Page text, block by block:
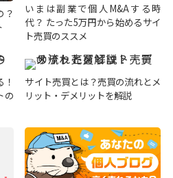
？
いまは副業で個人M&Aする時
代？ たった5万円から始めるサイ
ト売買のススメ
の
サイト売買とは？売買の流れとメ
リット・デメリットを解説